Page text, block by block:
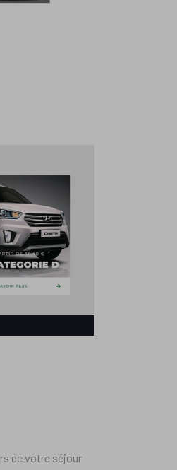
de votre séjour